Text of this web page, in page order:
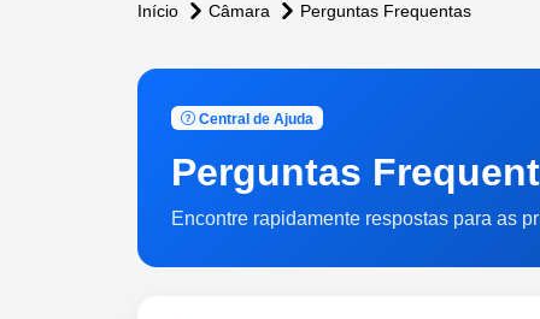
Início Câmara Perguntas Frequentas
Central de Ajuda
Perguntas
Encontre rapidamente respostas para as